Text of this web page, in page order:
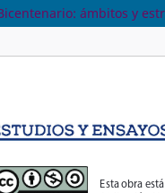
ámbitos y